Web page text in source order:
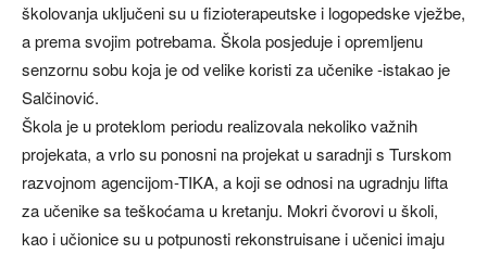
školovanja uključeni su u fizioterapeutske i logopedske vježbe,
a prema svojim potrebama. Škola posjeduje i opremljenu
senzornu sobu koja je od velike koristi za učenike -istakao je
Salčinović.
Škola je u proteklom periodu realizovala nekoliko važnih
projekata, a vrlo su ponosni na projekat u saradnji s Turskom
razvojnom agencijom-TIKA, a koji se odnosi na ugradnju lifta
za učenike sa teškoćama u kretanju. Mokri čvorovi u školi,
kao i učionice su u potpunosti rekonstruisane i učenici imaju